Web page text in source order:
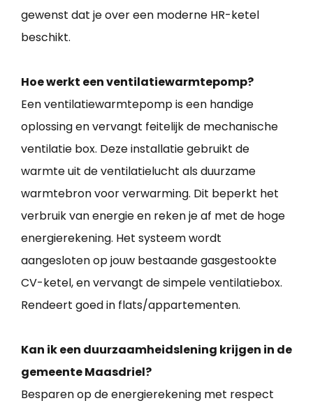
gewenst dat je over een moderne HR-ketel
beschikt.
Hoe werkt een ventilatiewarmtepomp?
Een ventilatiewarmtepomp is een handige
oplossing en vervangt feitelijk de mechanische
ventilatie box. Deze installatie gebruikt de
warmte uit de ventilatielucht als duurzame
warmtebron voor verwarming. Dit beperkt het
verbruik van energie en reken je af met de hoge
energierekening. Het systeem wordt
aangesloten op jouw bestaande gasgestookte
CV-ketel, en vervangt de simpele ventilatiebox.
Rendeert goed in flats/appartementen.
Kan ik een duurzaamheidslening krijgen in de
gemeente Maasdriel?
Besparen op de energierekening met respect